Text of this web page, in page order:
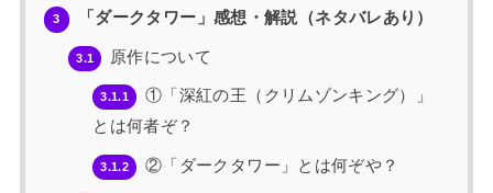
3 「ダークタワー」感想・解説（ネタバレあり）
3.1 原作について
3.1.1
①「深紅の王（クリムゾンキング）」
とは何者ぞ？
3.1.2 ②「ダークタワー」とは何ぞや？